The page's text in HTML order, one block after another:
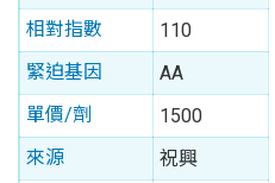
相對指數
110
緊迫基因
AA
單價/劑
1500
來源
祝興